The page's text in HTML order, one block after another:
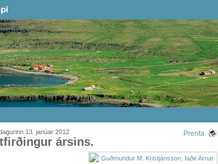
13. janúar 2012 Prenta
ársins.